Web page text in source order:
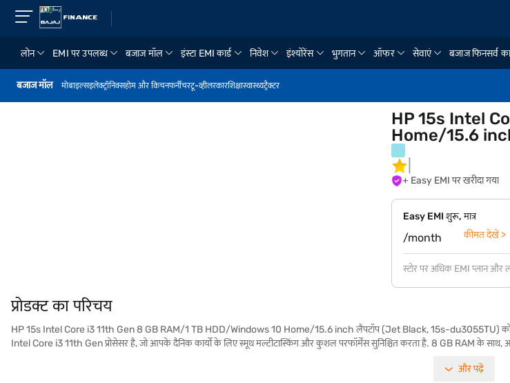
लोन EMI पर उपलब्ध बजाज मॉल इंस्टा EMI कार्ड निवेश इंश्योरेंस भुगतान ऑफर सेवाएं बजाज फिनसर्व
बजाज मॉल मोबाइल्सइलेक्ट्रॉनिक्सहोम और किचनफर्नीचरटू-व्हीलरकारशिक्षास्वास्थ्यट्रैक्टर
HP 15s Intel
Home/15.6
+ Easy EMI पर खरीदा गया
Easy EMI शुरू, मात्र
/month कीमत देखें >
स्टोर पर अधिक EMI प्लान और
प्रोडक्ट का परिचय
HP 15s Intel Core i3 11th Gen 8 GB RAM/1 TB HDD/Windows 10 Home/15.6 inch लैपटॉप (Jet Black, 15s-du3055TU) को
Intel Core i3 11th Gen प्रोसेसर है, जो आपके दैनिक कार्यों के लिए स्मूथ मल्टीटास्किंग और कुशल परफॉर्मेंस सुनिश्चित करता है. 8 GB RAM के
प्रदान करती है, जिससे आपका व्यूइंग एक्सपीरियंस बेहतर होता है. इसका हल्का डिज़ाइन, 1.2 किलोग्राम या उससे कम है, जो इसे बहुत पोर्टेबल और इसे ले
और पढ़ें